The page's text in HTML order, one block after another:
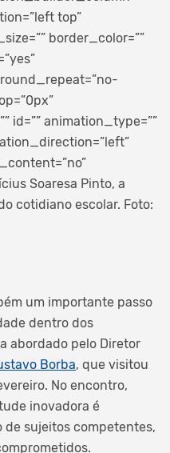
top”
border_color=””
id=”” animation_type=””
Soaresa Pinto, a
cotidiano escolar. Foto:
um importante passo
dentro dos
abordado pelo Diretor
Borba, que visitou
No encontro,
inovadora é
sujeitos competentes,